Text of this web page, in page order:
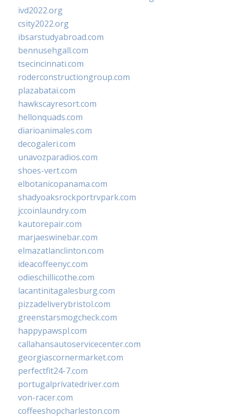
ivd2022.org
csity2022.org
ibsarstudyabroad.com
bennusehgall.com
tsecincinnati.com
roderconstructiongroup.com
plazabatai.com
hawkscayresort.com
hellonquads.com
diarioanimales.com
decogaleri.com
unavozparadios.com
shoes-vert.com
elbotanicopanama.com
shadyoaksrockportrvpark.com
jccoinlaundry.com
kautorepair.com
marjaeswinebar.com
elmazatlanclinton.com
ideacoffeenyc.com
odieschillicothe.com
lacantinitagalesburg.com
pizzadeliverybristol.com
greenstarsmogcheck.com
happypawspl.com
callahansautoservicecenter.com
georgiascornermarket.com
perfectfit24-7.com
portugalprivatedriver.com
von-racer.com
coffeeshopcharleston.com